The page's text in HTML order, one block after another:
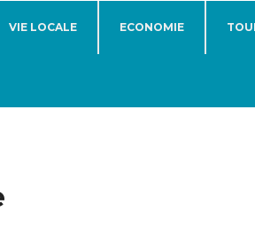
VIE LOCALE ECONOMIE